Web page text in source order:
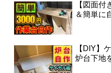
【図面
＆簡単に
【DIY】
炉台下地